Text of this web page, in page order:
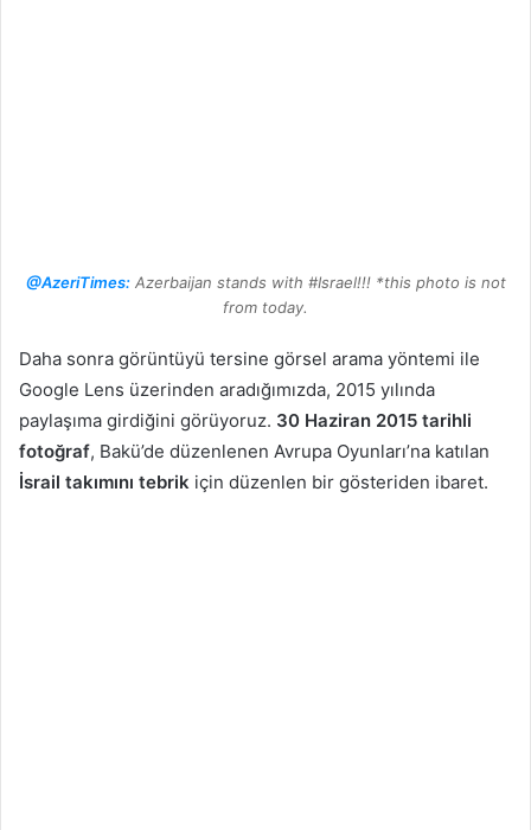
@AzeriTimes:Azerbaijan stands with #Israel!!! *this photo is not
from today.
Daha sonra görüntüyü tersine görsel arama yöntemi ile
Google Lens üzerinden aradığımızda, 2015 yılında
paylaşıma girdiğini görüyoruz. 30 Haziran 2015 tarihli
fotoğraf, Bakü’de düzenlenen Avrupa Oyunları’na katılan
İsrail takımını tebrik için düzenlen bir gösteriden ibaret.